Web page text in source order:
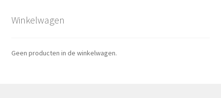
Winkelwagen
Geen producten in de winkelwagen.